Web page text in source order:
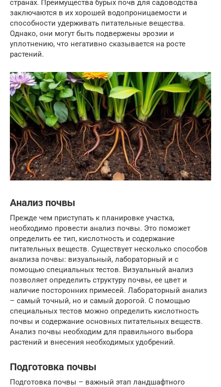
странах. Преимущества бурых почв для садоводства
заключаются в их хорошей водопроницаемости и
способности удерживать питательные вещества.
Однако, они могут быть подвержены эрозии и
уплотнению, что негативно сказывается на росте
растений.
Анализ почвы
Прежде чем приступать к планировке участка,
необходимо провести анализ почвы. Это поможет
определить ее тип, кислотность и содержание
питательных веществ. Существует несколько способов
анализа почвы: визуальный, лабораторный и с
помощью специальных тестов. Визуальный анализ
позволяет определить структуру почвы, ее цвет и
наличие посторонних примесей. Лабораторный анализ
– самый точный, но и самый дорогой. С помощью
специальных тестов можно определить кислотность
почвы и содержание основных питательных веществ.
Анализ почвы необходим для правильного выбора
растений и внесения необходимых удобрений.
Подготовка почвы
Подготовка почвы – важный этап ландшафтного